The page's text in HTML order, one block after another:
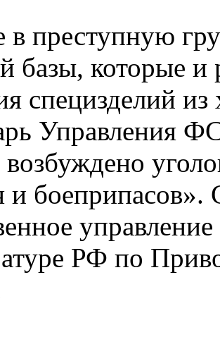
в преступную
базы, которые и
специзделий
Управления
и боеприпасов».
РФ по